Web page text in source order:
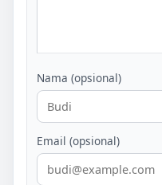
Nama (opsional)
Email (opsional)